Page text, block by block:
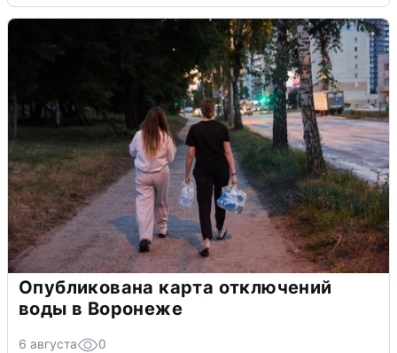
Опубликована карта отключений
воды в Воронеже
6 августа 0